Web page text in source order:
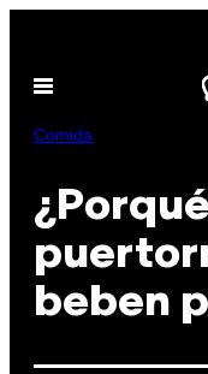
contenido
Abrir
Comida
beben